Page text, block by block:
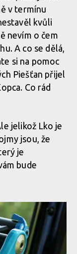
29
29
v termínu
kvůli
nevím o čem
A co se dělá,
si na pomoc
Piešťan přijel
Co rád
jelikož Lko je
jsou, že
je
bude